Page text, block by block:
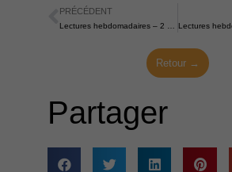
Précédent
PRÉCÉDENT
Lectures hebdomadaires – 2 novembre 2025
Retour →
Partager